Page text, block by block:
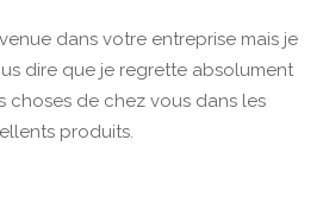
dans votre entreprise mais je
dire que je regrette absolument
choses de chez vous dans les
produits.